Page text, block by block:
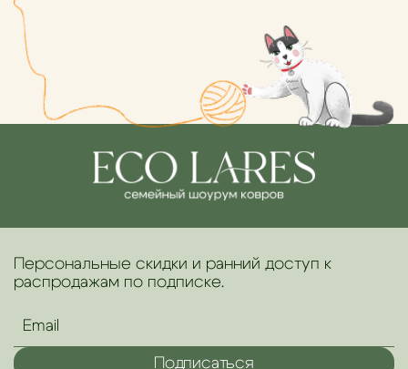
Персональные скидки и ранний доступ к
распродажам по подписке.
Подписаться